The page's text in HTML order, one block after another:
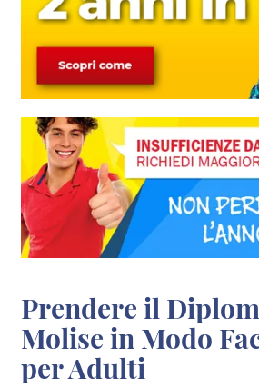
Prendere il Diploma in
Molise in Modo
per Adulti